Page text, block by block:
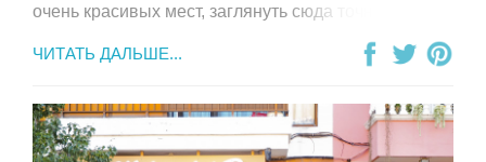
очень красивых мест, заглянуть сюда точно стоит.
ЧИТАТЬ ДАЛЬШЕ...